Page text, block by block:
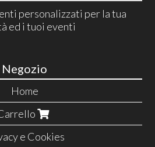
personalizzati per la tua
ed i tuoi eventi
Negozio
Home
e Cookies